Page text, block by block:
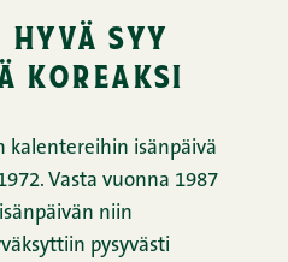
hyvä syy
koreaksi
kalentereihin isänpäivä
Vasta vuonna 1987
niin
pysyvästi